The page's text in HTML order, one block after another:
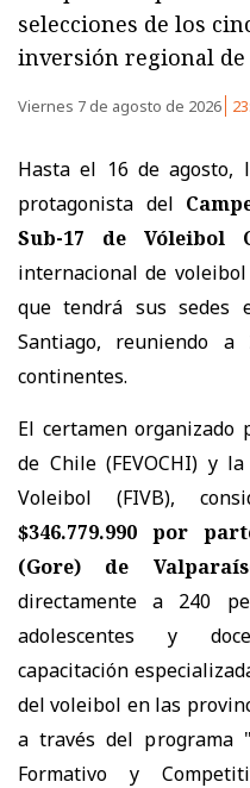
selecciones de los
inversión regional de
Viernes 7 de agosto de 2026
Hasta el 16 de agosto,
protagonista del
Sub-17 de Vóleibol
internacional de
que tendrá sus sedes
Santiago, reuniendo
continentes.
El certamen organizado
de Chile (FEVOCHI) y
Voleibol (FIVB),
$346.779.990 por
(Gore) de
directamente a 240
adolescentes y
capacitación
del voleibol en las
a través del programa
Formativo y